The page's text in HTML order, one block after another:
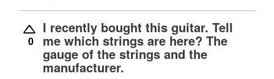
0
I recently bought this guitar. Tell
me which strings are here? The
gauge of the strings and the
manufacturer.